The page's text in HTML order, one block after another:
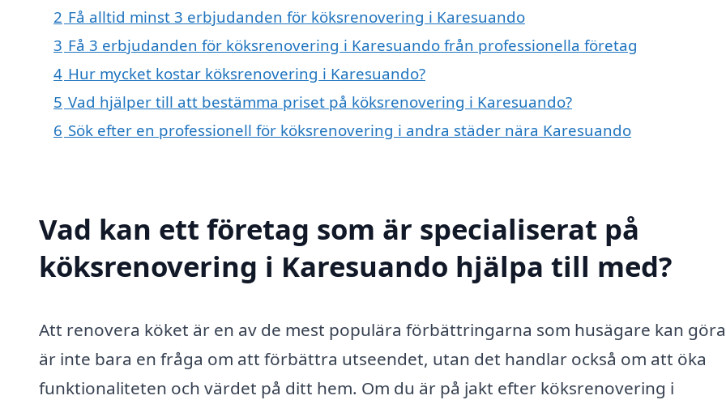
2 Få alltid minst 3 erbjudanden för köksrenovering i Karesuando
3 Få 3 erbjudanden för köksrenovering i Karesuando från professionella företag
4 Hur mycket kostar köksrenovering i Karesuando?
5 Vad hjälper till att bestämma priset på köksrenovering i Karesuando?
6 Sök efter en professionell för köksrenovering i andra städer nära Karesuando
Vad kan ett företag som är specialiserat på
köksrenovering i Karesuando hjälpa till med?
Att renovera köket är en av de mest populära förbättringarna som husägare kan
är inte bara en fråga om att förbättra utseendet, utan det handlar också om att öka
funktionaliteten och värdet på ditt hem. Om du är på jakt efter köksrenovering i